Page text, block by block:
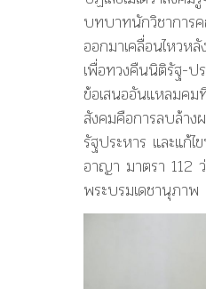
บทบาทนักวิชาการ
ออกมาเคลื่อนไหวห
เพื่อทวงคืนนิติรัฐ-ป
ข้อเสนออันแหลมคม
สังคมคือการลบล้าง
รัฐประหาร และแก้
อาญา มาตรา 112
พระบรมเดชานุภาพ